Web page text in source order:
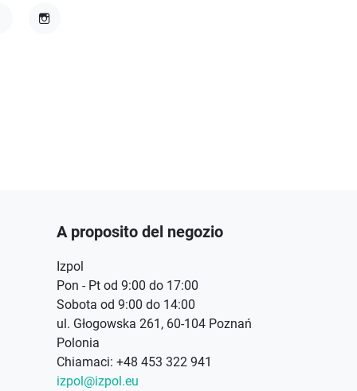
A proposito del negozio
Izpol
Pon - Pt od 9:00 do 17:00
Sobota od 9:00 do 14:00
ul. Głogowska 261, 60-104 Poznań
Polonia
Chiamaci: +48 453 322 941
izpol@izpol.eu